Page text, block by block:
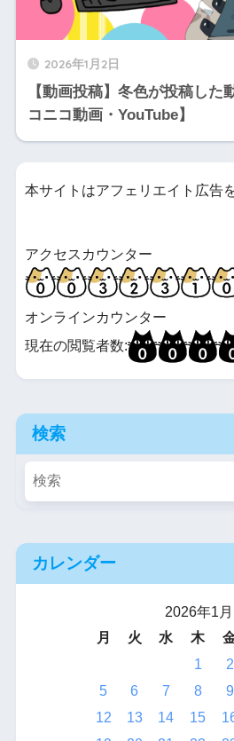
2026年1月2日
【動画投稿】冬色が投稿した
コニコ動画・YouTube】
本サイトはアフェリエイト広告
アクセスカウンター
オンラインカウンター
現在の閲覧者数:
検索
カレンダー
2026年1月
月
火 水 木
1
2
5
6 7 8 9
12
13 14 15